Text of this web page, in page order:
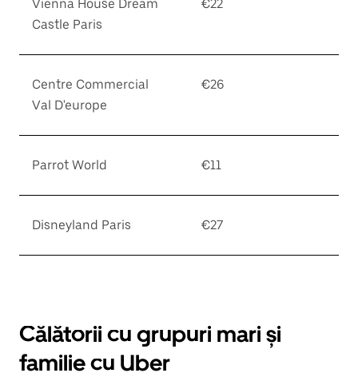
Vienna House Dream
Castle Paris
€22
Centre Commercial
Val D'europe
€26
Parrot World €11
Disneyland Paris €27
Călătorii cu grupuri mari și
familie cu Uber